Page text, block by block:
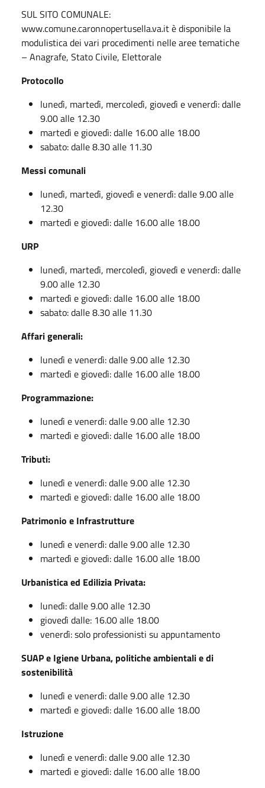
SUL SITO COMUNALE:
www.comune.caronnopertusella.va.it è disponibile la
modulistica dei vari procedimenti nelle aree tematiche
– Anagrafe, Stato Civile, Elettorale
Protocollo
lunedì, martedì, mercoledì, giovedì e venerdì: dalle
9.00 alle 12.30
martedì e giovedì: dalle 16.00 alle 18.00
sabato: dalle 8.30 alle 11.30
Messi comunali
lunedì, martedì, giovedì e venerdì: dalle 9.00 alle
12.30
martedì e giovedì: dalle 16.00 alle 18.00
URP
lunedì, martedì, mercoledì, giovedì e venerdì: dalle
9.00 alle 12.30
martedì e giovedì: dalle 16.00 alle 18.00
sabato: dalle 8.30 alle 11.30
Affari generali:
lunedì e venerdì: dalle 9.00 alle 12.30
martedì e giovedì: dalle 16.00 alle 18.00
Programmazione:
lunedì e venerdì: dalle 9.00 alle 12.30
martedì e giovedì: dalle 16.00 alle 18.00
Tributi:
lunedì e venerdì: dalle 9.00 alle 12.30
martedì e giovedì: dalle 16.00 alle 18.00
Patrimonio e Infrastrutture
lunedì e venerdì: dalle 9.00 alle 12.30
martedì e giovedì: dalle 16.00 alle 18.00
Urbanistica ed Edilizia Privata:
lunedì: dalle 9.00 alle 12.30
giovedì dalle: 16.00 alle 18.00
venerdì: solo professionisti su appuntamento
SUAP e Igiene Urbana, politiche ambientali e di
sostenibilità
lunedì e venerdì: dalle 9.00 alle 12.30
martedì e giovedì: dalle 16.00 alle 18.00
Istruzione
lunedì e venerdì: dalle 9.00 alle 12.30
martedì e giovedì: dalle 16.00 alle 18.00